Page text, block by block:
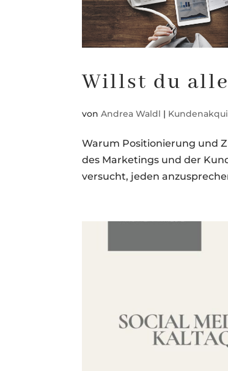
Willst du
vonAndrea Waldl |
Warum Positionierung und
des Marketings und der
versucht, jeden